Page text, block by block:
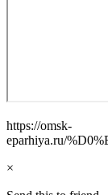
https://omsk-
eparhiya.ru/
×